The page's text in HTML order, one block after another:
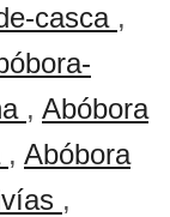
casca ,
, Abóbora
, Abóbora
,